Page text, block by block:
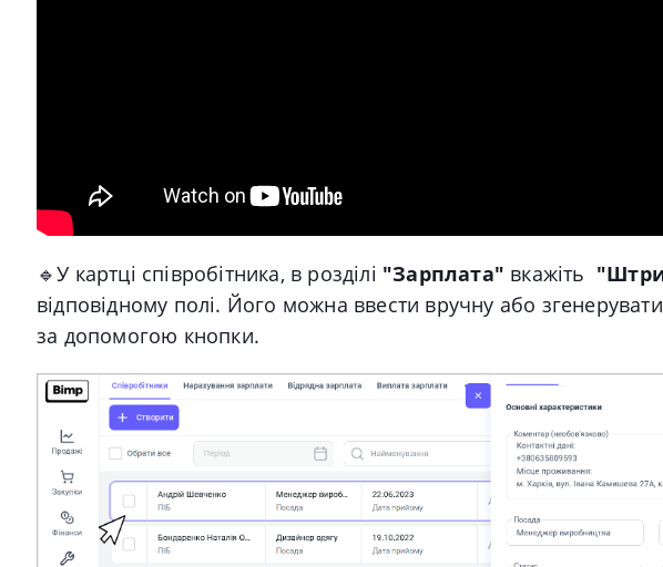
🔹У картці співробітника, в розділі "Зарплата" вкажіть
відповідному полі. Його можна ввести вручну або
за допомогою кнопки.